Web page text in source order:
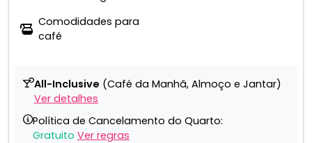
Comodidades para
café
All-Inclusive (Café da Manhã, Almoço e Jantar)
Ver detalhes
Política de Cancelamento do Quarto:
Gratuito Ver regras